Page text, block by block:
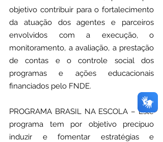
objetivo contribuir para o fortalecimento
da atuação dos agentes e parceiros
envolvidos com a execução, o
monitoramento, a avaliação, a prestação
de contas e o controle social dos
programas e ações educacionais
financiados pelo FNDE.
PROGRAMA BRASIL NA ESCOLA – Este
programa tem por objetivo precípuo
induzir e fomentar estratégias e